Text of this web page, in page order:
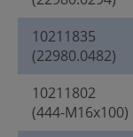
10211835
(22980.0482)
10211802
(444-M16x100)